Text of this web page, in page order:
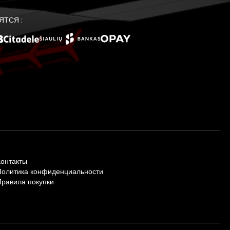
:
конфиденциальности
покупки